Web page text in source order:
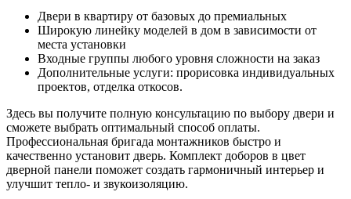
Двери в квартиру от базовых до премиальных
Широкую линейку моделей в дом в зависимости от
места установки
Входные группы любого уровня сложности на заказ
Дополнительные услуги: прорисовка индивидуальных
проектов, отделка откосов.
Здесь вы получите полную консультацию по выбору двери и
сможете выбрать оптимальный способ оплаты.
Профессиональная бригада монтажников быстро и
качественно установит дверь. Комплект доборов в цвет
дверной панели поможет создать гармоничный интерьер и
улучшит тепло- и звукоизоляцию.